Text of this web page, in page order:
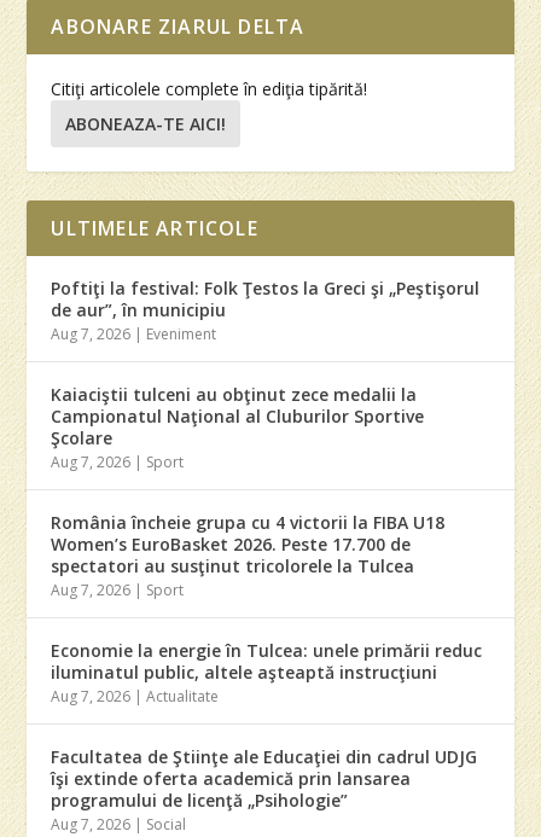
ABONARE ZIARUL DELTA
Citiţi articolele complete în ediţia tipărită!
ABONEAZA-TE AICI!
ULTIMELE ARTICOLE
Poftiţi la festival: Folk Ţestos la Greci şi „Peştişorul
de aur”, în municipiu
Aug 7, 2026 Eveniment
Kaiaciştii tulceni au obţinut zece medalii la
Campionatul Naţional al Cluburilor Sportive
Şcolare
Aug 7, 2026 Sport
România încheie grupa cu 4 victorii la FIBA U18
Women’s EuroBasket 2026. Peste 17.700 de
spectatori au susţinut tricolorele la Tulcea
Aug 7, 2026 Sport
Economie la energie în Tulcea: unele primării reduc
iluminatul public, altele aşteaptă instrucţiuni
Aug 7, 2026 |Actualitate
Facultatea de Ştiinţe ale Educaţiei din cadrul UDJG
îşi extinde oferta academică prin lansarea
programului de licenţă „Psihologie”
Aug 7, 2026 Social